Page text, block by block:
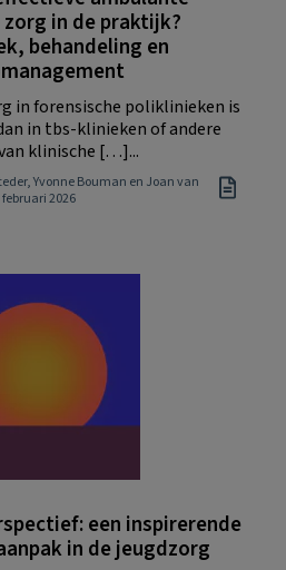
in de praktijk?
behandeling en
in forensische poliklinieken is
in tbs-klinieken of andere
klinische […]...
Yvonne Bouman en Joan van
februari 2026
een inspirerende
in de jeugdzorg